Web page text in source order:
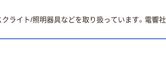
ライト/照明器具などを取り扱っています。電響